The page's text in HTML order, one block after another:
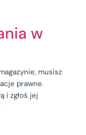
w
musisz
prawne.
i zgłoś jej